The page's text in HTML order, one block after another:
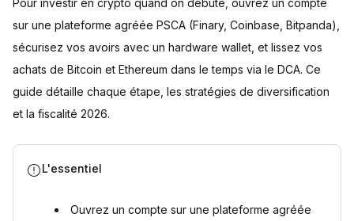
Conseils pour investir dans les altcoins
Comment sécuriser ses investissements en crypto ?
Faire fructifier ses cryptos
Staking
Lending
Astuces pour optimiser sa fiscalité
Questions fréquentes
Pour investir en crypto quand on débute, ouvrez un compte
sur une plateforme agréée PSCA (Finary, Coinbase, Bitpanda),
sécurisez vos avoirs avec un hardware wallet, et lissez vos
achats de Bitcoin et Ethereum dans le temps via le DCA. Ce
guide détaille chaque étape, les stratégies de diversification
et la fiscalité 2026.
L'essentiel
Ouvrez un compte sur une plateforme agréée